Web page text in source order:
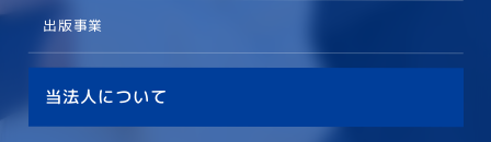
出版事業
当法人について